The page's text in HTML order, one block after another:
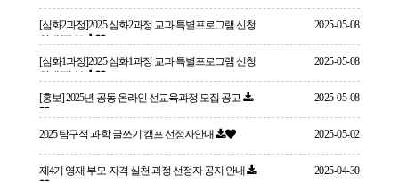
[심화2과정]2025 심화2과정 교과 특별프로그램 신청
안내(필수)
2025-05-08
[심화1과정]2025 심화1과정 교과 특별프로그램 신청
안내(필수)
2025-05-08
[홍보] 2025년 공동 온라인 선교육과정 모집 공고 2025-05-08
2025 탐구적 과학 글쓰기 캠프 선정자안내 2025-05-02
제4기 영재 부모 자격 실천 과정 선정자 공지 안내 2025-04-30